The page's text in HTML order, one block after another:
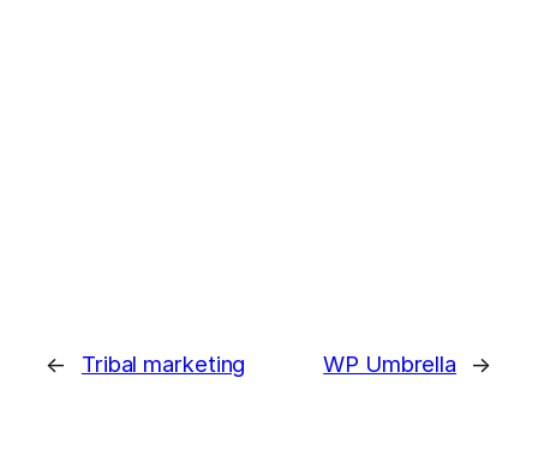
← Tribal marketing WP Umbrella →